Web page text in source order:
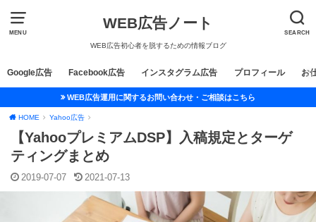
MENU SEARCH
WEB広告ノート
WEB広告初心者を脱するための情報ブログ
Google広告 Facebook広告 インスタグラム広告 プロフィール お
WEB広告運用に関するお問い合わせ・ご相談はこちら
HOME Yahoo広告
【YahooプレミアムDSP】入稿規定とターゲ
ティングまとめ
2019-07-07 2021-07-13